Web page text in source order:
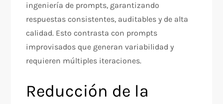
ingeniería de prompts, garantizando
respuestas consistentes, auditables y de alta
calidad. Esto contrasta con prompts
improvisados que generan variabilidad y
requieren múltiples iteraciones.​
Reducción de la